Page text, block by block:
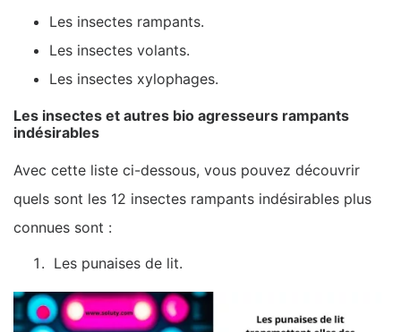
Les insectes rampants.
Les insectes volants.
Les insectes xylophages.
Les insectes et autres bio agresseurs rampants
indésirables
Avec cette liste ci-dessous, vous pouvez découvrir
quels sont les 12 insectes rampants indésirables plus
connues sont :
Les punaises de lit.